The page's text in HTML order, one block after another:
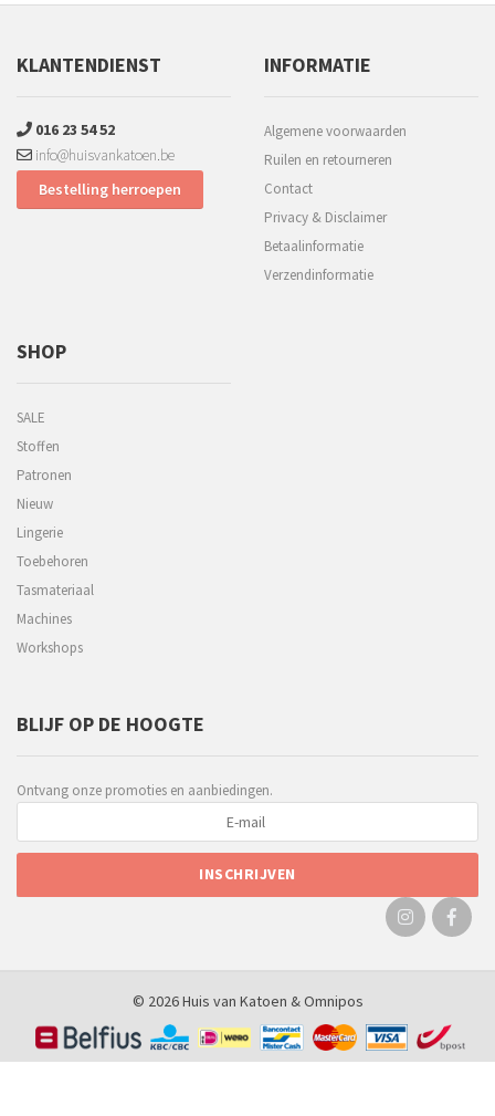
KLANTENDIENST
016 23 54 52
info@huisvankatoen.be
Bestelling herroepen
INFORMATIE
Algemene voorwaarden
Ruilen en retourneren
Contact
Privacy & Disclaimer
Betaalinformatie
Verzendinformatie
SHOP
SALE
Stoffen
Patronen
Nieuw
Lingerie
Toebehoren
Tasmateriaal
Machines
Workshops
BLIJF OP DE HOOGTE
Ontvang onze promoties en aanbiedingen.
© 2026 Huis van Katoen &Omnipos